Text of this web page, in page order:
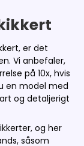
er det
Vi anbefaler,
på 10x, hvis
en model med
og detaljerigt
og her
såsom